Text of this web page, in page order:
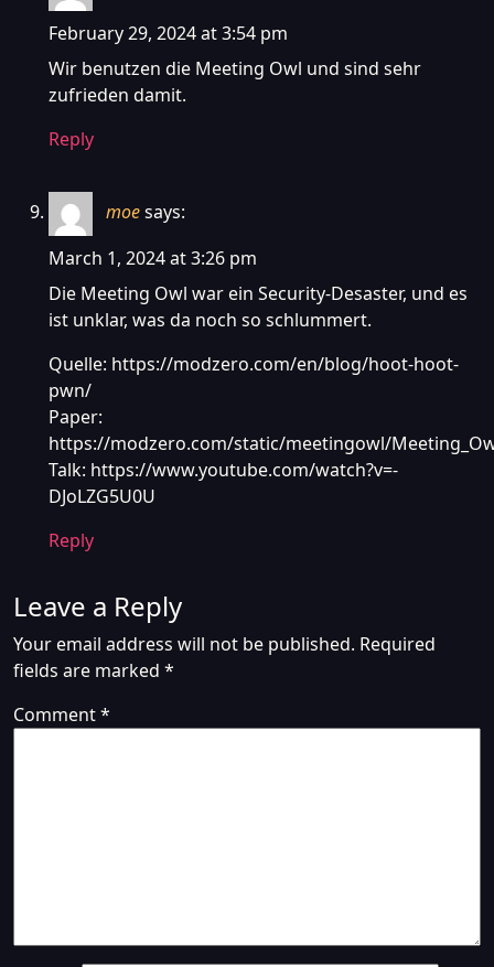
February 29, 2024 at 3:54 pm
Wir benutzen die Meeting Owl und sind sehr
zufrieden damit.
Reply
moesays:
March 1, 2024 at 3:26 pm
Die Meeting Owl war ein Security-Desaster, und es
ist unklar, was da noch so schlummert.
Quelle: https://modzero.com/en/blog/hoot-hoot-
pwn/
Paper:
https://modzero.com/static/meetingowl/
Talk: https://www.youtube.com/watch?v=-
DJoLZG5U0U
Reply
Leave a Reply
Your email address will not be published. Required
fields are marked *
Comment*